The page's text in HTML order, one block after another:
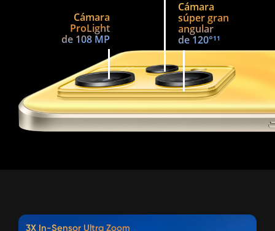
Cámara
ProLight
de 108 MP
Cámara
súper gran
angular
de 120°¹¹